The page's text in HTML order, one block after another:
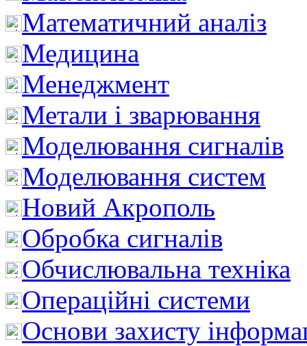
Математичний аналіз
Медицина
Менеджмент
Метали і зварювання
Моделювання сигналів
Моделювання систем
Новий Акрополь
Обробка сигналів
Обчислювальна техніка
Операційні системи
Основи захисту